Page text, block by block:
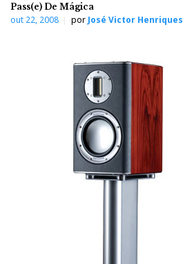
Pass(e) De Mágica
out 22, 2008 por José Victor Henriques